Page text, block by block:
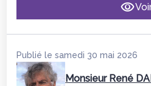
Publié le samedi 30 mai 2026
Monsieur René